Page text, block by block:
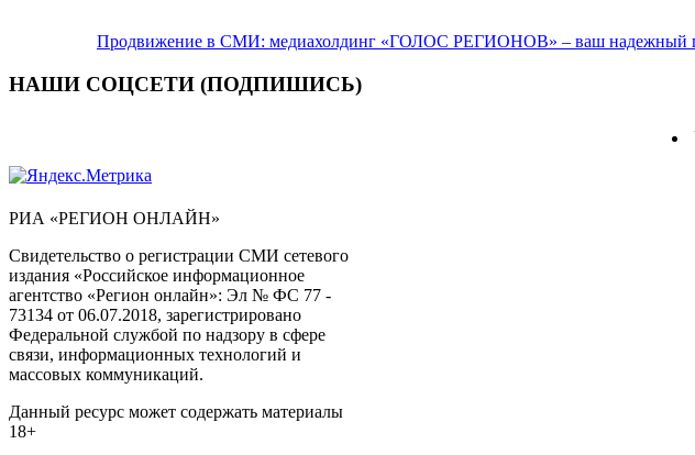
Продвижение в СМИ: медиахолдинг «ГОЛОС РЕГИОНОВ» – ваш надежный
НАШИ СОЦСЕТИ (ПОДПИШИСЬ)
РИА «РЕГИОН ОНЛАЙН»
Свидетельство о регистрации СМИ сетевого
издания «Российское информационное
агентство «Регион онлайн»: Эл № ФС 77 -
73134 от 06.07.2018, зарегистрировано
Федеральной службой по надзору в сфере
связи, информационных технологий и
массовых коммуникаций.
Данный ресурс может содержать материалы
18+